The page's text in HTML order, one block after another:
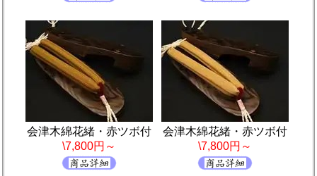
会津木綿花緒・赤ツボ付
\7,800円～
会津木綿花緒・赤ツボ付
\7,800円～